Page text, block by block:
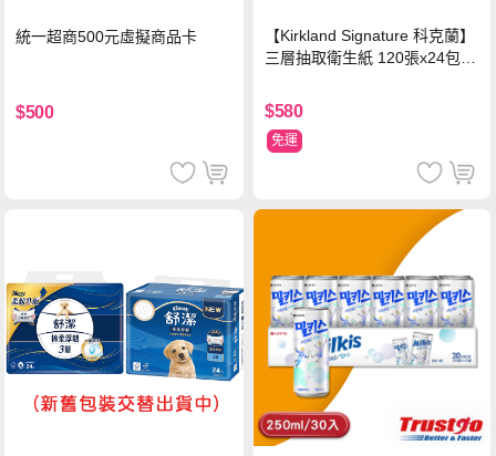
統一超商500元虛擬商品卡
$500
【Kirkland Signature 科克蘭】
三層抽取衛生紙 120張x24包x1
$580
免運